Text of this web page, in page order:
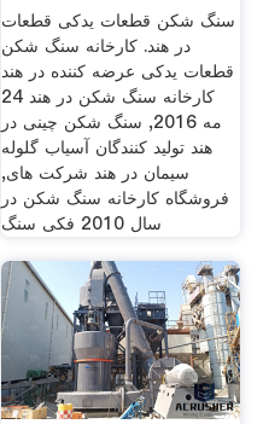
سنگ شکن قطعات یدکی قطعات
در هند. کارخانه سنگ شکن
قطعات یدکی عرضه کننده در هند
کارخانه سنگ شکن در هند 24
مه 2016, سنگ شکن چینی در
هند تولید کنندگان آسیاب گلوله
سیمان در هند شرکت های,
فروشگاه کارخانه سنگ شکن در
سال 2010 فکی سنگ